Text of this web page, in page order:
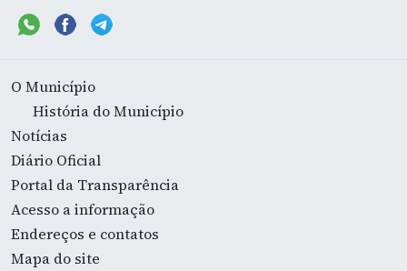
O Município
História do Município
Notícias
Diário Oficial
Portal da Transparência
Acesso a informação
Endereços e contatos
Mapa do site